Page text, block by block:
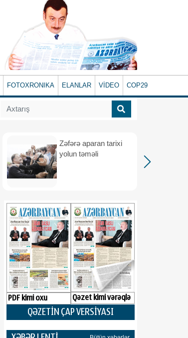
FOTOXRONIKA ELANLAR VİDEO COP29
Zəfərə aparan tarixi
yolun təməli
PDF kimi oxu Qəzet kimi vərəqlə
QƏZETİN ÇAP VERSİYASI